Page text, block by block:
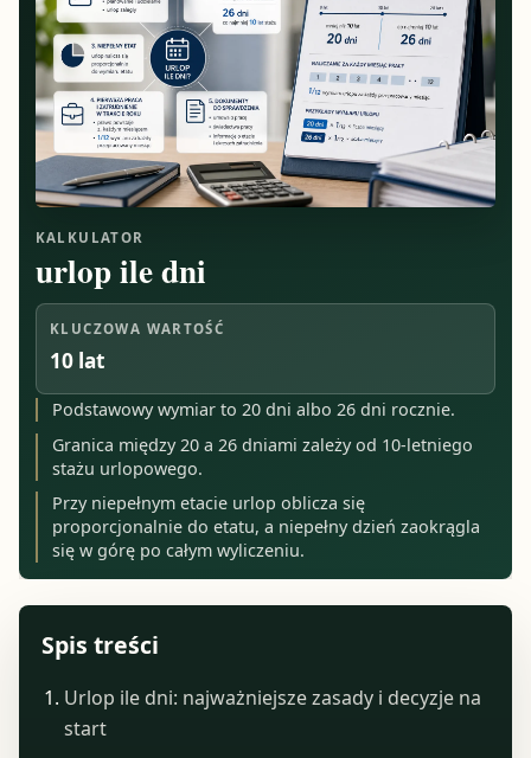
KALKULATOR
urlop ile dni
KLUCZOWA WARTOŚĆ
10 lat
Podstawowy wymiar to 20 dni albo 26 dni rocznie.
Granica między 20 a 26 dniami zależy od 10-letniego
stażu urlopowego.
Przy niepełnym etacie urlop oblicza się
proporcjonalnie do etatu, a niepełny dzień zaokrągla
się w górę po całym wyliczeniu.
Spis treści
Urlop ile dni: najważniejsze zasady i decyzje na
start